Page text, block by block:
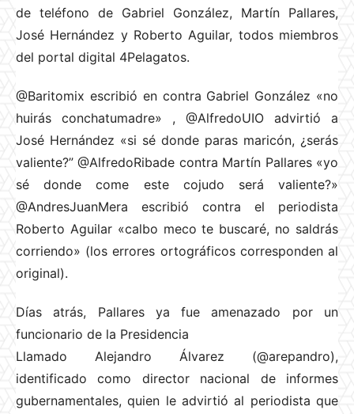
de teléfono de Gabriel González, Martín Pallares,
José Hernández y Roberto Aguilar, todos miembros
del portal digital 4Pelagatos.
@Baritomix escribió en contra Gabriel González «no
huirás conchatumadre» , @AlfredoUIO advirtió a
José Hernández «si sé donde paras maricón, ¿serás
valiente?” @AlfredoRibade contra Martín Pallares «yo
sé donde come este cojudo será valiente?»
@AndresJuanMera escribió contra el periodista
Roberto Aguilar «calbo meco te buscaré, no saldrás
corriendo» (los errores ortográficos corresponden al
original).
Días atrás, Pallares ya fue amenazado por un
funcionario de la Presidencia
Llamado Alejandro Álvarez (@arepandro),
identificado como director nacional de informes
gubernamentales, quien le advirtió al periodista que